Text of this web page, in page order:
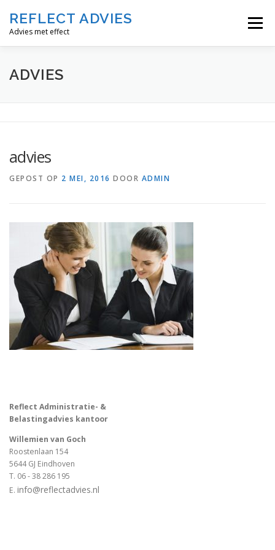
naarREFLECT ADVIES
Advies met effect
Menu
HOME
ADVIES
advies
GEPOST OP 2 MEI, 2016 DOOR ADMIN
Reflect Administratie- &
Belastingadvies kantoor
Willemien van Goch
Roostenlaan 154
5644 GJ Eindhoven
T. 06 - 38 286 195
E. info@reflectadvies.nl